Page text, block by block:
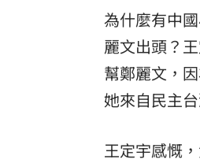
為什麼有中
麗文出頭？
幫鄭麗文，
她來自民主
王定宇感慨